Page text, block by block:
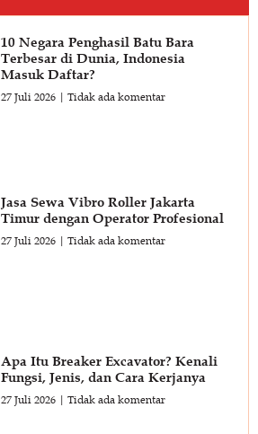
10 Negara Penghasil Batu Bara
Terbesar di Dunia, Indonesia
Masuk Daftar?
27 Juli 2026 Tidak ada komentar
Jasa Sewa Vibro Roller Jakarta
Timur dengan Operator Profesional
27 Juli 2026 Tidak ada komentar
Apa Itu Breaker Excavator? Kenali
Fungsi, Jenis, dan Cara Kerjanya
27 Juli 2026 Tidak ada komentar